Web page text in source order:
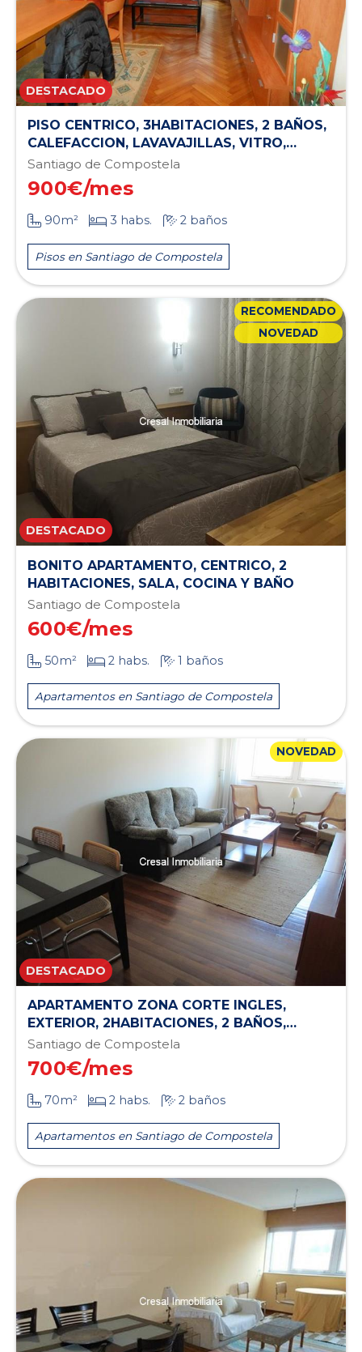
PISO CENTRICO, 3HABITACIONES, 2 BAÑOS,
CALEFACCION, LAVAVAJILLAS, VITRO,
HORNO
900€/mes
90m² 3 habs. 2 baños
Santiago de Compostela
Pisos en Santiago de Compostela
RECOMENDADO
NOVEDAD
BONITO APARTAMENTO, CENTRICO, 2
HABITACIONES, SALA, COCINA Y BAÑO
600€/mes
50m² 2 habs. 1 baños
Santiago de Compostela
Apartamentos en Santiago de Compostela
NOVEDAD
APARTAMENTO ZONA CORTE INGLES,
EXTERIOR, 2HABITACIONES, 2 BAÑOS,
SALON, COCINA, GARAJE, TRASTERO, C
700€/mes
70m² 2 habs. 2 baños
Santiago de Compostela
Apartamentos en Santiago de Compostela